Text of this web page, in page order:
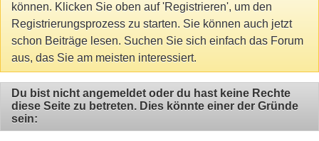
können. Klicken Sie oben auf 'Registrieren', um den
Registrierungsprozess zu starten. Sie können auch jetzt
schon Beiträge lesen. Suchen Sie sich einfach das Forum
aus, das Sie am meisten interessiert.
Du bist nicht angemeldet oder du hast keine Rechte
diese Seite zu betreten. Dies könnte einer der Gründe
sein: